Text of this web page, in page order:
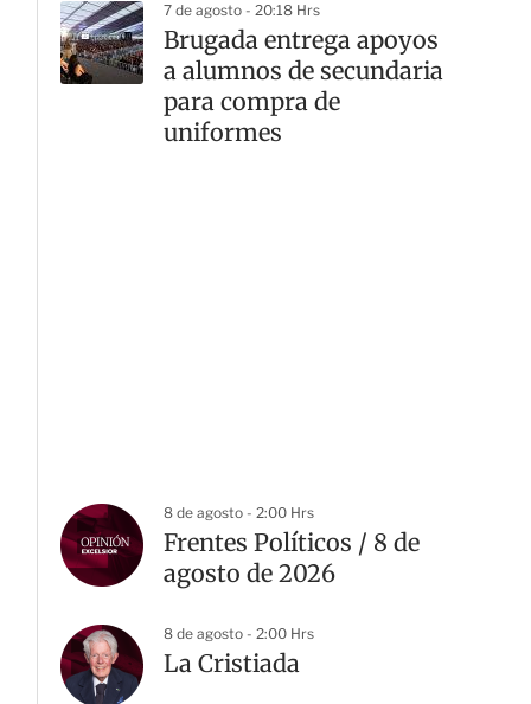
7 de agosto - 20:18 Hrs
Brugada entrega apoyos
a alumnos de secundaria
para compra de
uniformes
8 de agosto - 2:00 Hrs
Frentes Políticos / 8 de
agosto de 2026
8 de agosto - 2:00 Hrs
La Cristiada